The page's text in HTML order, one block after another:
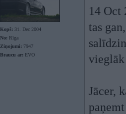
Kopš: 31. Dec 2004
No: Rīga
Ziņojumi: 7947
Braucu ar: EVO
14 Oct
tas
Jācer,